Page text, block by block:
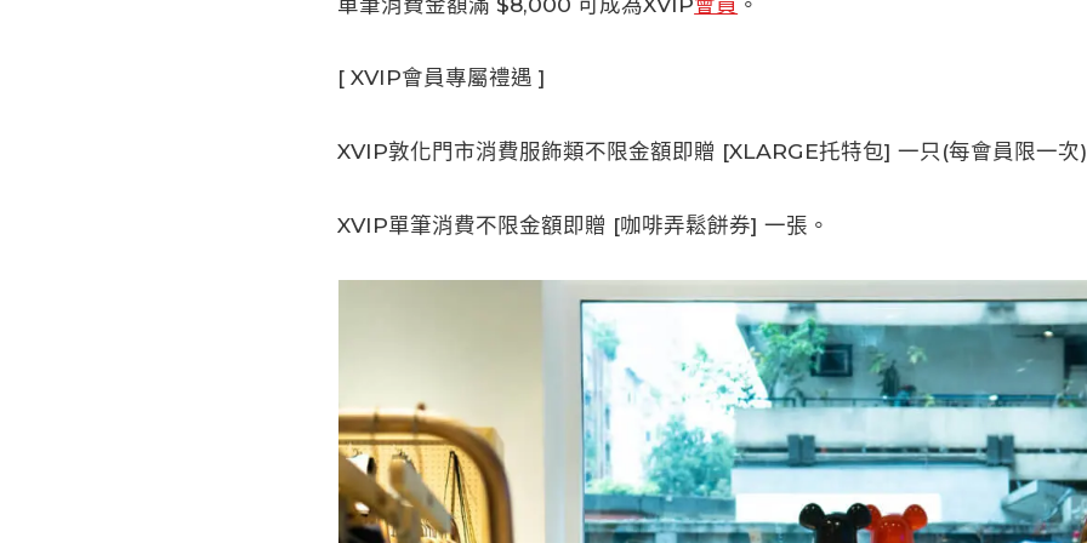
[ XVIP會員專屬禮遇 ]
XVIP敦化門市消費服飾類不限金額即贈 [XLARGE托特包] 一只(每會員限一次
XVIP單筆消費不限金額即贈 [咖啡弄鬆餅券] 一張。